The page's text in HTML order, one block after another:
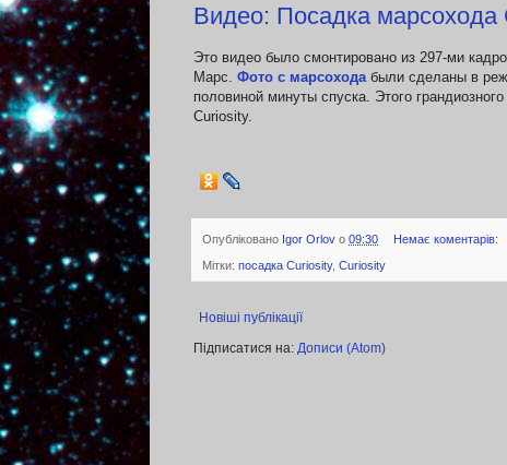
Видео: Посадка марсохода
Это видео было смонтировано из 297-ми
Марс. Фото с марсоходабыли сделаны в
половиной минуты спуска. Этого
Curiosity.
Опубліковано Igor Orlov о 09:30 Немає коментарів:
Мітки: посадка Сuriosity, Curiosity
Новіші публікації
Підписатися на: Дописи (Atom)